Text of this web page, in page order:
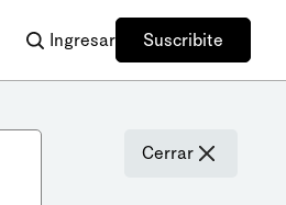
Ingresar Suscribite
Cerrar